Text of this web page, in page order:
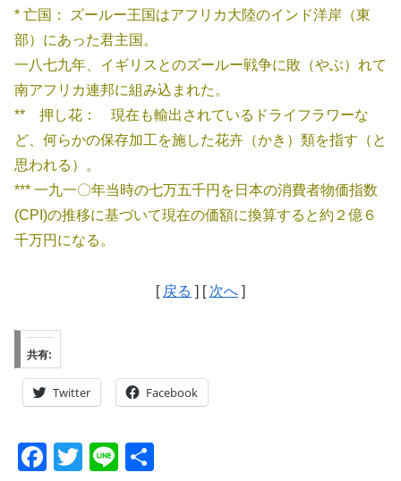
* 亡国： ズールー王国はアフリカ大陸のインド洋岸（東
部）にあった君主国。
一八七九年、イギリスとのズールー戦争に敗（やぶ）れて
南アフリカ連邦に組み込まれた。
** 押し花： 現在も輸出されているドライフラワーな
ど、何らかの保存加工を施した花卉（かき）類を指す（と
思われる）。
*** 一九一〇年当時の七万五千円を日本の消費者物価指数
(CPI)の推移に基づいて現在の価額に換算すると約２億６
千万円になる。
[ 戻る ] [ 次へ ]
共有:
Twitter Facebook
F
T
Li